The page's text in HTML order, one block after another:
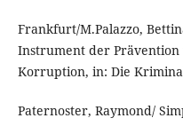
Frankfurt/M.Palazzo,
Instrument der
Korruption, in: Die
Paternoster, Raymond/